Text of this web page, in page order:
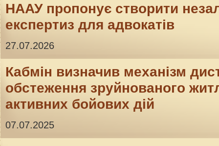
НААУ пропонує створити
експертиз для адвокатів
27.07.2026
Кабмін визначив механізм
обстеження зруйнованого
активних бойових дій
07.07.2025